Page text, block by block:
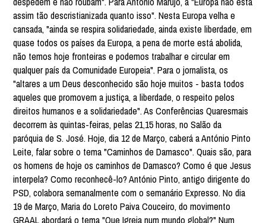
assim tão descristianizada quanto isso". Nesta Europa velha e
cansada, "ainda se respira solidariedade, ainda existe liberdade, em
quase todos os países da Europa, a pena de morte está abolida,
não temos hoje fronteiras e podemos trabalhar e circular em
qualquer país da Comunidade Europeia". Para o jornalista, os
"altares a um Deus desconhecido são hoje muitos - basta todos
aqueles que promovem a justiça, a liberdade, o respeito pelos
direitos humanos e a solidariedade". As Conferências Quaresmais
decorrem às quintas-feiras, pelas 21,15 horas, no Salão da
paróquia de S. José. Hoje, dia 12 de Março, caberá a António Pinto
Leite, falar sobre o tema "Caminhos de Damasco". Quais são, para
os homens de hoje os caminhos de Damasco? Como é que Jesus
interpela? Como reconhecê-lo? António Pinto, antigo dirigente do
PSD, colabora semanalmente com o semanário Expresso. No dia
19 de Março, Maria do Loreto Paiva Couceiro, do movimento
GRAAL abordará o tema "Que Igreja num mundo global?" Num